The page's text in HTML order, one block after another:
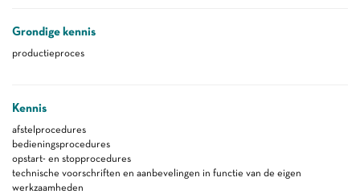
Grondige kennis
productieproces
Kennis
afstelprocedures
bedieningsprocedures
opstart- en stopprocedures
technische voorschriften en aanbevelingen in functie van de eigen
werkzaamheden